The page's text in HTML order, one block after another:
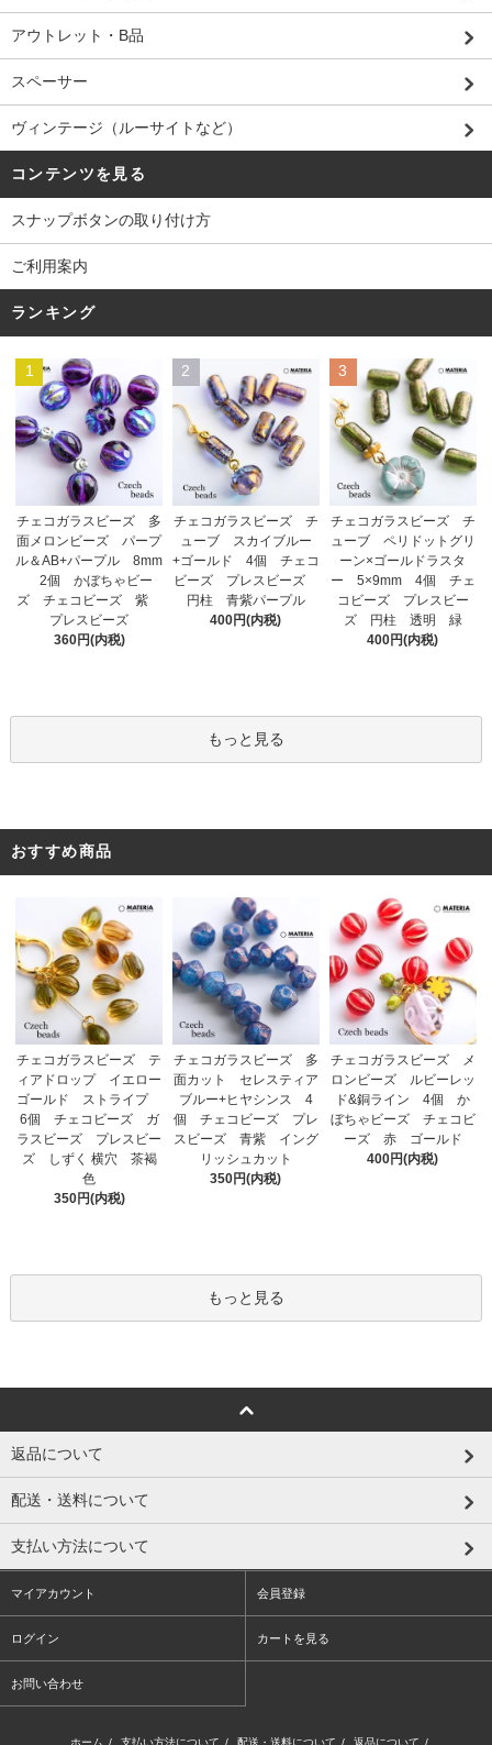
アウトレット・B品
スペーサー
ヴィンテージ（ルーサイトなど）
コンテンツを見る
スナップボタンの取り付け方
ご利用案内
ランキング
1
チェコガラスビーズ 多
面メロンビーズ パープ
ル＆AB+パープル 8mm
2個 かぼちゃビー
ズ チェコビーズ 紫
プレスビーズ
360円(内税)
2
チェコガラスビーズ チ
ューブ スカイブルー
+ゴールド 4個 チェコ
ビーズ プレスビーズ
円柱 青紫パープル
400円(内税)
3
チェコガラスビーズ チ
ューブ ペリドットグリ
ーン×ゴールドラスタ
ー 5×9mm 4個 チェ
コビーズ プレスビー
ズ 円柱 透明 緑
400円(内税)
もっと見る
おすすめ商品
チェコガラスビーズ テ
ィアドロップ イエロー
ゴールド ストライプ
6個 チェコビーズ ガ
ラスビーズ プレスビー
ズ しずく 横穴 茶褐
色
350円(内税)
チェコガラスビーズ 多
面カット セレスティア
ブルー+ヒヤシンス 4
個 チェコビーズ プレ
スビーズ 青紫 イング
リッシュカット
350円(内税)
チェコガラスビーズ メ
ロンビーズ ルビーレッ
ド&銅ライン 4個 か
ぼちゃビーズ チェコビ
ーズ 赤 ゴールド
400円(内税)
もっと見る
返品について
配送・送料について
支払い方法について
マイアカウント 会員登録
ログイン カートを見る
お問い合わせ
ホーム / 支払い方法について / 配送・送料について / 返品について /